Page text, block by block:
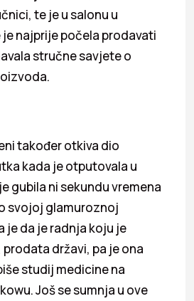
te je u salonu u
najprije počela prodavati
stručne savjete o
također otkiva dio
kada je otputovala u
gubila ni sekundu vremena
svojoj glamuroznoj
je da je radnja koju je
prodata državi, pa je ona
studij medicine na
Još se sumnja u ove